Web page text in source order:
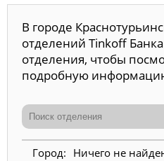
В городе
отделений Tinkoff
отделения, чтобы
подробную
Ничего не